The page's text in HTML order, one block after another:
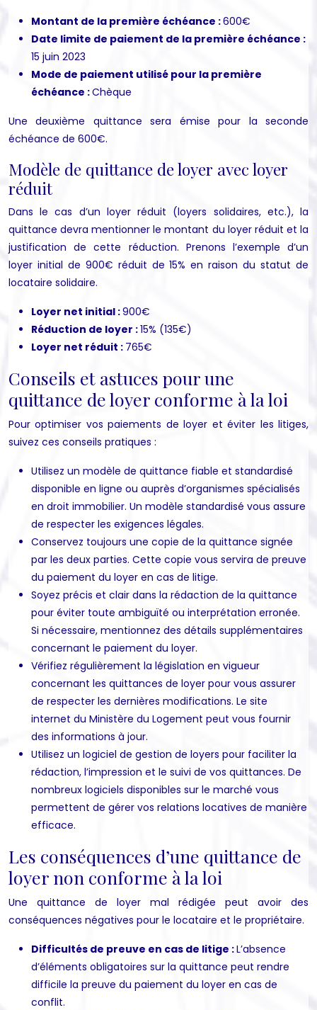
Montant de la première échéance :600€
Date limite de paiement de la première échéance :
15 juin 2023
Mode de paiement utilisé pour la première
échéance :Chèque
Une deuxième quittance sera émise pour la seconde
échéance de 600€.
Modèle de quittance de loyer avec loyer
réduit
Dans le cas d’un loyer réduit (loyers solidaires, etc.), la
quittance devra mentionner le montant du loyer réduit et la
justification de cette réduction. Prenons l’exemple d’un
loyer initial de 900€ réduit de 15% en raison du statut de
locataire solidaire.
Loyer net initial :900€
Réduction de loyer :15% (135€)
Loyer net réduit : 765€
Conseils et astuces pour une
quittance de loyer conforme à la loi
Pour optimiser vos paiements de loyer et éviter les litiges,
suivez ces conseils pratiques :
Utilisez un modèle de quittance fiable et standardisé
disponible en ligne ou auprès d’organismes spécialisés
en droit immobilier. Un modèle standardisé vous assure
de respecter les exigences légales.
Conservez toujours une copie de la quittance signée
par les deux parties. Cette copie vous servira de preuve
du paiement du loyer en cas de litige.
Soyez précis et clair dans la rédaction de la quittance
pour éviter toute ambiguïté ou interprétation erronée.
Si nécessaire, mentionnez des détails supplémentaires
concernant le paiement du loyer.
Vérifiez régulièrement la législation en vigueur
concernant les quittances de loyer pour vous assurer
de respecter les dernières modifications. Le site
internet du Ministère du Logement peut vous fournir
des informations à jour.
Utilisez un logiciel de gestion de loyers pour faciliter la
rédaction, l’impression et le suivi de vos quittances. De
nombreux logiciels disponibles sur le marché vous
permettent de gérer vos relations locatives de manière
efficace.
Les conséquences d’une quittance de
loyer non conforme à la loi
Une quittance de loyer mal rédigée peut avoir des
conséquences négatives pour le locataire et le propriétaire.
Difficultés de preuve en cas de litige :L’absence
d’éléments obligatoires sur la quittance peut rendre
difficile la preuve du paiement du loyer en cas de
conflit.